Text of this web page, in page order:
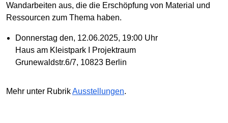
Wandarbeiten aus, die die Erschöpfung von Material und
Ressourcen zum Thema haben.
Donnerstag den, 12.06.2025, 19:00 Uhr
Haus am Kleistpark I Projektraum
Grunewaldstr.6/7, 10823 Berlin
Mehr unter RubrikAusstellungen.